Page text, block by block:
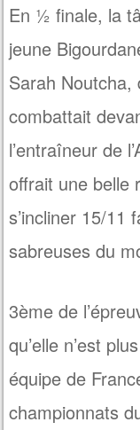
En ½ finale, la
jeune
Sarah Noutcha,
combattait
l’entraîneur de
offrait une belle
s’incliner 15/11
sabreuses du
3ème de
qu’elle n’est
équipe de
championnats